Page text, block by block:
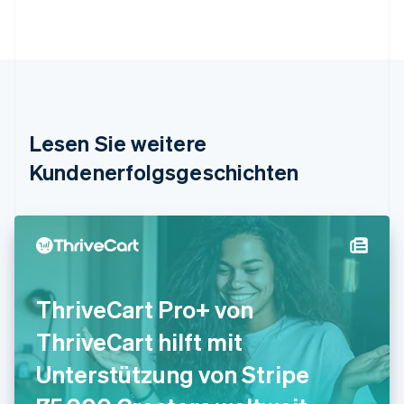
Lesen Sie weitere
Kundenerfolgsgeschichten
ThriveCart Pro+ von
ThriveCart hilft mit
Unterstützung von Stripe
DeutschEnglish
English
简体中文English
EnglishSvenska
Gibraltar
English
Griechenland
English
Indien
English